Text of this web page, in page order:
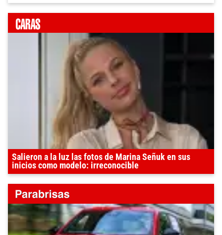
Salieron a la luz las fotos de Marina Señuk en sus
inicios como modelo: irreconocible